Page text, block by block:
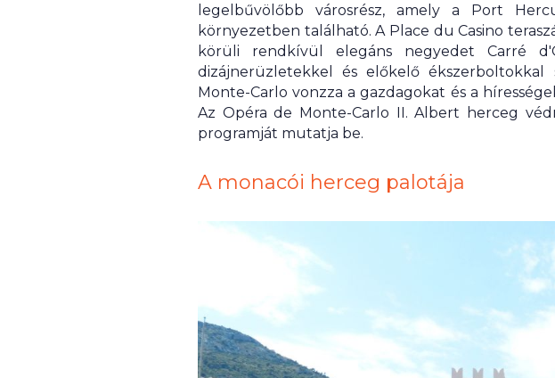
legelbűvölőbb városrész, amely a Port
környezetben található. A Place du Casino
körüli rendkívül elegáns negyedet Carré
dizájnerüzletekkel és előkelő
Monte-Carlo vonzza a gazdagokat és a
Az Opéra de Monte-Carlo II. Albert herceg
programját mutatja be.
A monacói herceg palotája